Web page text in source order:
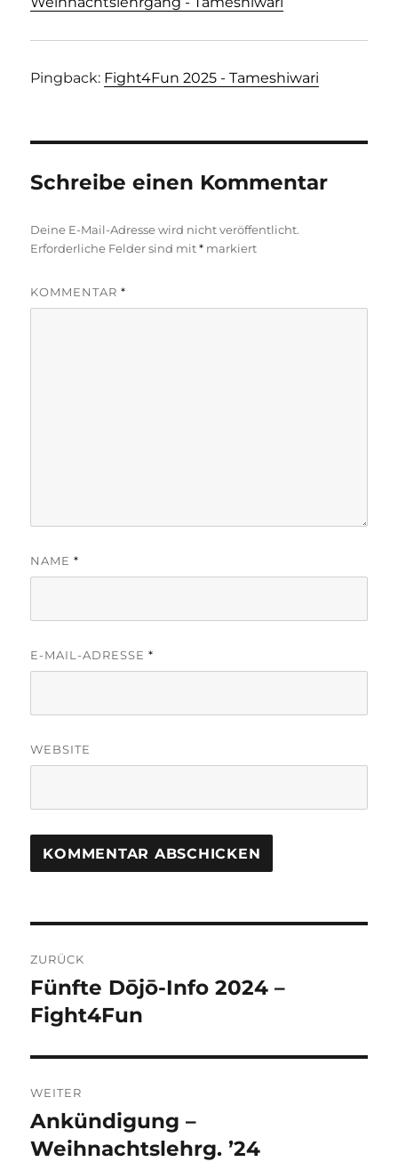
Pingback: Fight4Fun 2025 - Tameshiwari
Schreibe einen Kommentar
Deine E-Mail-Adresse wird nicht veröffentlicht.
Erforderliche Felder sind mit* markiert
KOMMENTAR*
NAME*
E-MAIL-ADRESSE*
WEBSITE
ZURÜCK
Vorheriger
Beitrag:
Fünfte Dōjō-Info 2024 –
Fight4Fun
WEITER
Nächster
Beitrag:
Ankündigung –
Weihnachtslehrg. ’24